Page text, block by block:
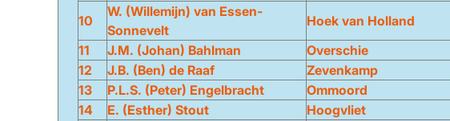
10
W. (Willemijn) van Essen-
Sonnevelt
Hoek van Holland
11
J.M. (Johan) Bahlman
Overschie
12
J.B. (Ben) de Raaf
Zevenkamp
13
P.L.S. (Peter) Engelbracht
Ommoord
14
E. (Esther) Stout
Hoogvliet